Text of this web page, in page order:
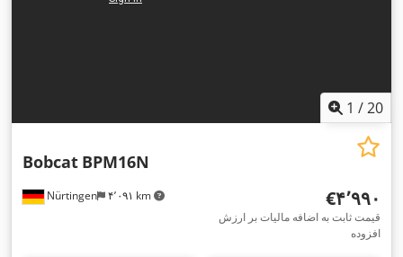
1 /20
Nürtingen ۴٬۰۹۱ km
Bobcat BPM16N
‎€۴٬۹۹۰
قیمت ثابت به اضافه مالیات بر ارزش
افزوده